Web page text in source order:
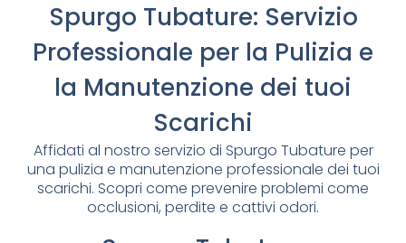
Spurgo Tubature: Servizio
Professionale per la Pulizia e
la Manutenzione dei tuoi
Scarichi
Affidati al nostro servizio di Spurgo Tubature per
una pulizia e manutenzione professionale dei tuoi
scarichi. Scopri come prevenire problemi come
occlusioni, perdite e cattivi odori.